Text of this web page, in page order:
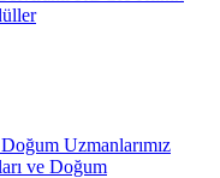
Uzmanlarımız
ve Doğum